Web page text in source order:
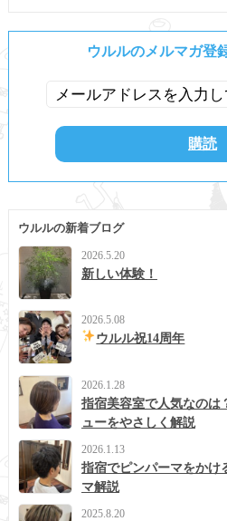
ウルルのメルマガ登
ウルルの新着ブログ
2026.5.20
新しい体験！
2026.5.08
ウルル祝14周年
2026.1.28
指宿美容室で人気なのは
ューをやさしく解説
2026.1.13
指宿でピンパーマをかけ
マ解説
2025.8.20